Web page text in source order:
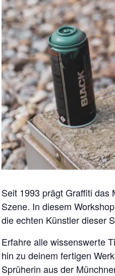
Seit 1993 prägt Graffiti das
Szene. In diesem
die echten Künstler dieser
Erfahre alle wissenswerte
hin zu deinem fertigen
Sprüherin aus der